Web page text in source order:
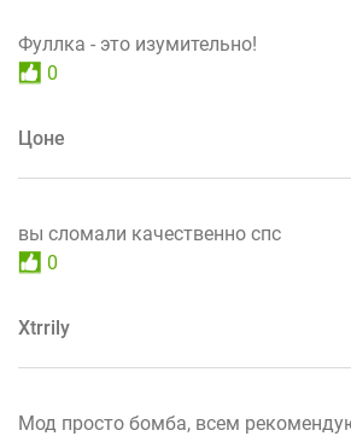
Фуллка - это изумительно!
0
Цоне
вы сломали качественно спс
0
Xtrrily
Мод просто бомба, всем